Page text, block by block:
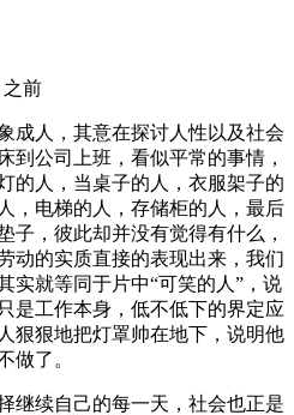
之前
成人，其意在探讨人性以及社会
到公司上班，看似平常的事情，
的人，当桌子的人，衣服架子的
，电梯的人，存储柜的人，最后
子，彼此却并没有觉得有什么，
动的实质直接的表现出来，我们
实就等同于片中“可笑的人”，说
是工作本身，低不低下的界定应
狠狠地把灯罩帅在地下，说明他
做了。
继续自己的每一天，社会也正是